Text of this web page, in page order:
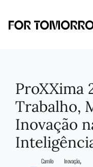
ProXXima
Trabalho,
Inovação
Camilo
Inovação,